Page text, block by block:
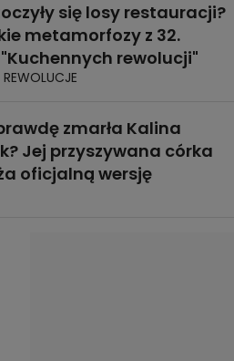
się losy restauracji?
metamorfozy z 32.
rewolucji"
REWOLUCJE
zmarła Kalina
Jej przyszywana córka
oficjalną wersję